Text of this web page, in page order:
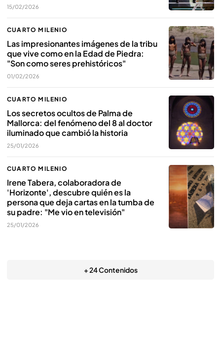
15/02/2026
CUARTO MILENIO
Las impresionantes imágenes de la tribu
que vive como en la Edad de Piedra:
"Son como seres prehistóricos"
01/02/2026
CUARTO MILENIO
Los secretos ocultos de Palma de
Mallorca: del fenómeno del 8 al doctor
iluminado que cambió la historia
25/01/2026
CUARTO MILENIO
Irene Tabera, colaboradora de
'Horizonte', descubre quién es la
persona que deja cartas en la tumba de
su padre: "Me vio en televisión"
25/01/2026
+ 24 Contenidos